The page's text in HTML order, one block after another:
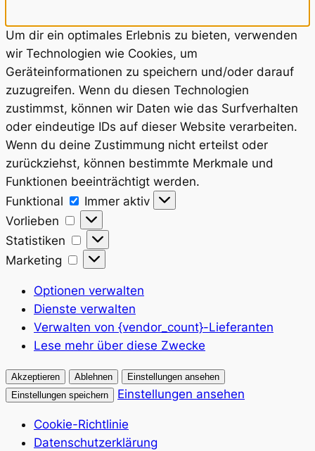
Um dir ein optimales Erlebnis zu bieten, verwenden
wir Technologien wie Cookies, um
Geräteinformationen zu speichern und/oder darauf
zuzugreifen. Wenn du diesen Technologien
zustimmst, können wir Daten wie das Surfverhalten
oder eindeutige IDs auf dieser Website verarbeiten.
Wenn du deine Zustimmung nicht erteilst oder
zurückziehst, können bestimmte Merkmale und
Funktionen beeinträchtigt werden.
Funktional
Funktional
Immer aktiv
Vorlieben
Vorlieben
Statistiken
Statistiken
Marketing
Marketing
Optionen verwalten
Dienste verwalten
Verwalten von {vendor_count}-Lieferanten
Lese mehr über diese Zwecke
Akzeptieren Ablehnen
Einstellungen ansehen
Einstellungen speichern
Einstellungen ansehen
Cookie-Richtlinie
Datenschutzerklärung